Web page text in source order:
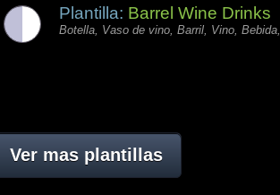
Plantilla: Barrel Wine Drinks
Botella, Vaso de vino, Barril, Vino, Bebida,
Ver mas plantillas